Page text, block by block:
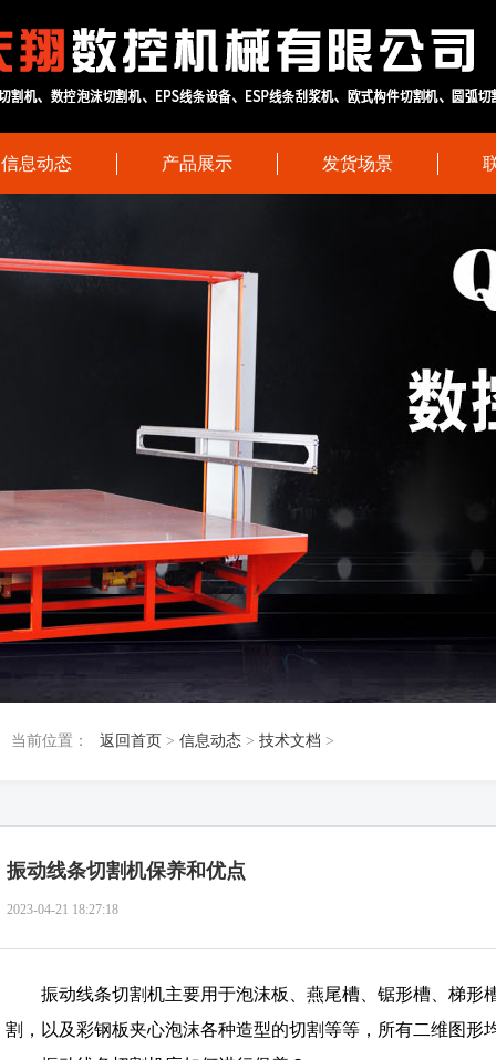
信息动态 产品展示 发货场景
当前位置： 返回首页 > 信息动态 > 技术文档 >
振动线条切割机保养和优点
2023-04-21 18:27:18
振动线条切割机主要用于泡沫板、燕尾槽、锯形槽、梯
割，以及彩钢板夹心泡沫各种造型的切割等等，所有二维图形